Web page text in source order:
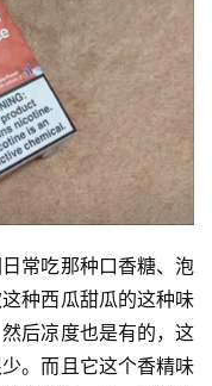
常吃那种口香糖、泡
种西瓜甜瓜的这种味
后凉度也是有的，这
。而且它这个香精味